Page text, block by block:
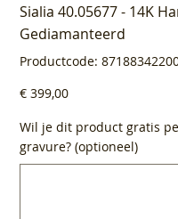
Sialia 40.05677 - 14K
Gediamanteerd
Productcode: Productcode
8718834220069
Prijs
€ 399,00
Wil je dit product gratis
gravure? (optioneel)